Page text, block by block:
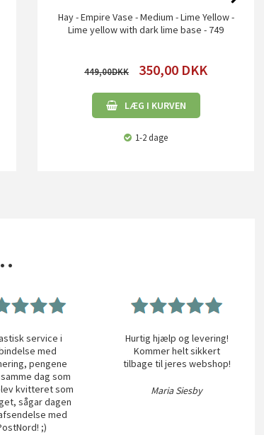
Hay - Empire Vase - Medium - Lime Yellow -
Lime yellow with dark lime base - 749
449,00 350,00 DKK
LÆG I KURVEN
1-2 dage
service i
med
pengene
dag som
kvitteret som
sågar dagen
med
;)
Hurtig hjælp og levering!
Kommer helt sikkert
tilbage til jeres webshop!
Maria Siesby